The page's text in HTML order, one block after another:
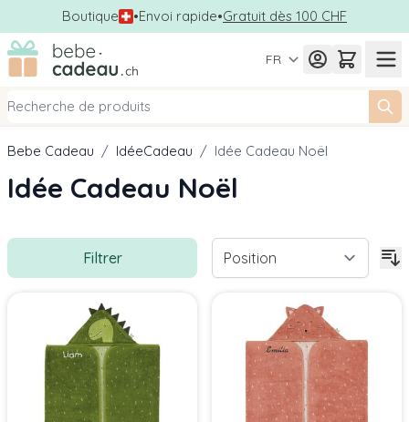
Boutique •Envoi rapide•Gratuit dès 100 CHF
Allez au contenu
FR
Bebe Cadeau / IdéeCadeau / Idée Cadeau Noël
Idée Cadeau Noël
Filtrer